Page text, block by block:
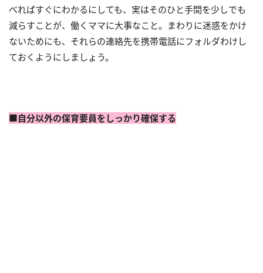
べればすぐにわかるにしても、実はそのひと手間を少しでも
減らすことが、働くママに大事なこと。まわりに迷惑をかけ
ないためにも、それらの連絡先を携帯電話にフォルダわけし
ておくようにしましょう。
■自分以外の保育要員をしっかり確保する